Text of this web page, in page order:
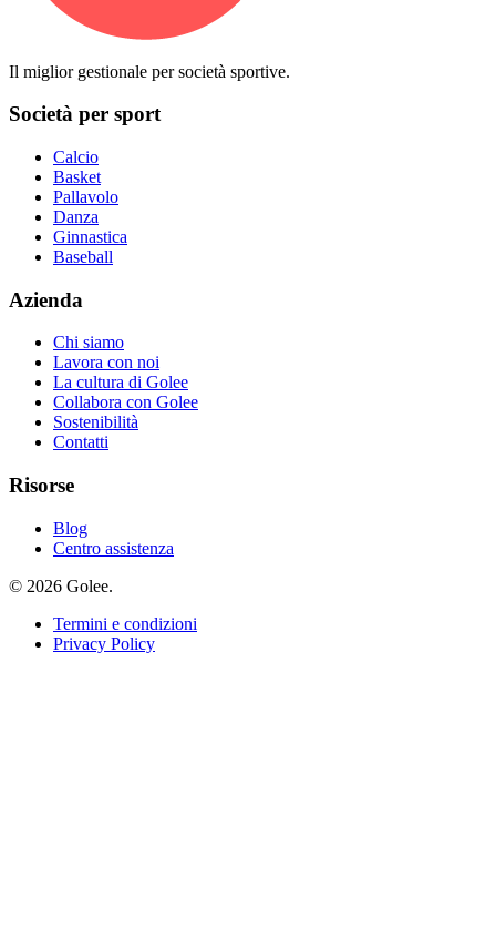
Il miglior gestionale per società sportive.
Società per sport
Calcio
Basket
Pallavolo
Danza
Ginnastica
Baseball
Azienda
Chi siamo
Lavora con noi
La cultura di Golee
Collabora con Golee
Sostenibilità
Contatti
Risorse
Blog
Centro assistenza
© 2026 Golee.
Termini e condizioni
Privacy Policy